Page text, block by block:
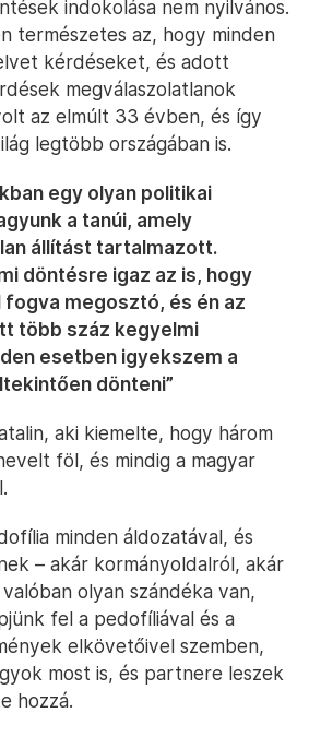
indokolása nem nyilvános.
természetes az, hogy minden
kérdéseket, és adott
megválaszolatlanok
az elmúlt 33 évben, és így
legtöbb országában is.
egy olyan politikai
a tanúi, amely
állítást tartalmazott.
döntésre igaz az is, hogy
megosztó, és én az
több száz kegyelmi
esetben igyekszem a
dönteni”
aki kiemelte, hogy három
föl, és mindig a magyar
minden áldozatával, és
– akár kormányoldalról, akár
olyan szándéka van,
fel a pedofíliával és a
elkövetőivel szemben,
most is, és partnere leszek
hozzá.